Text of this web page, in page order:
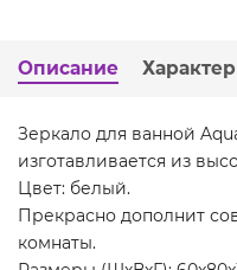
Описание
Зеркало для ванной
изготавливается из
Цвет: белый.
Прекрасно дополнит
комнаты.